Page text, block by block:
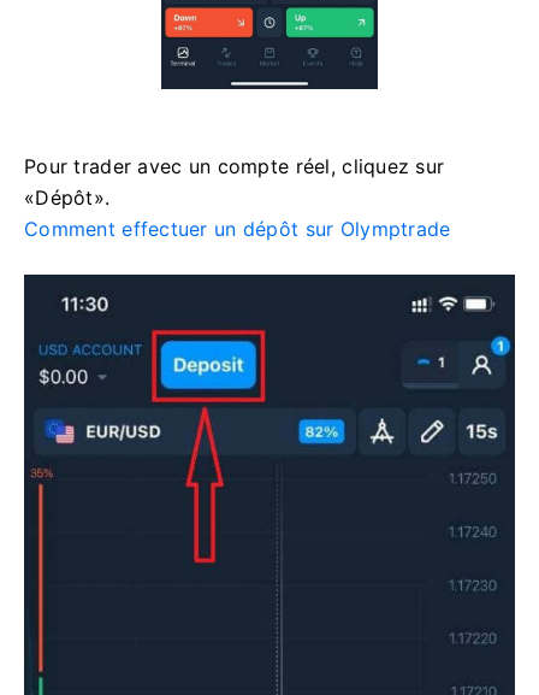
Pour trader avec un compte réel, cliquez sur
«Dépôt».
Comment effectuer un dépôt sur Olymptrade